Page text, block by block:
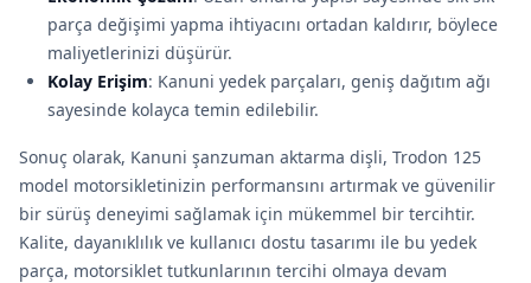
parça değişimi yapma ihtiyacını ortadan kaldırır, böylece
maliyetlerinizi düşürür.
Kolay Erişim: Kanuni yedek parçaları, geniş dağıtım ağı
sayesinde kolayca temin edilebilir.
Sonuç olarak, Kanuni şanzuman aktarma dişli, Trodon 125
model motorsikletinizin performansını artırmak ve güvenilir
bir sürüş deneyimi sağlamak için mükemmel bir tercihtir.
Kalite, dayanıklılık ve kullanıcı dostu tasarımı ile bu yedek
parça, motorsiklet tutkunlarının tercihi olmaya devam